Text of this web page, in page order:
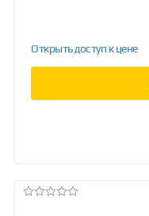
Открыть доступ к цене